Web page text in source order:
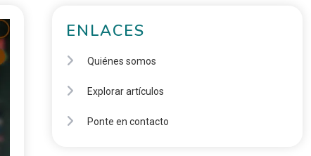
ENLACES
Quiénes somos
Explorar artículos
Ponte en contacto